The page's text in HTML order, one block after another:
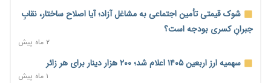
بنگاه‌داری بانک‌ها؛ مانع بزرگ خانه‌دار شدن مستأجران
نماینده مجلس: توسعه مرزهای زمینی به راهبرد تأمین کالاهای
اساسی تبدیل شود
شوک قیمتی تأمین اجتماعی به مشاغل آزاد؛ آیا اصلاح ساختار، نقابِ
جبرانِ کسری بودجه است؟
۲ ماه پیش
سهمیه ارز اربعین ۱۴۰۵ اعلام شد؛ ۲۰۰ هزار دینار برای هر زائر
۱ ماه پیش